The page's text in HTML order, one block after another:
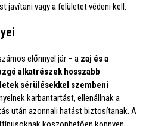
javítani vagy a felületet védeni kell.
előnnyel jár – a zaj és a
alkatrészek hosszabb
sérülésekkel szembeni
karbantartást, ellenállnak a
után azonnali hatást biztosítanak. A